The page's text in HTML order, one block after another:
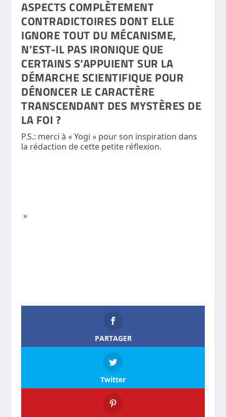
ASPECTS COMPLÈTEMENT
CONTRADICTOIRES DONT ELLE
IGNORE TOUT DU MÉCANISME,
N’EST-IL PAS IRONIQUE QUE
CERTAINS S’APPUIENT SUR LA
DÉMARCHE SCIENTIFIQUE POUR
DÉNONCER LE CARACTÈRE
TRANSCENDANT DES MYSTÈRES DE
LA FOI ?
P.S.: merci à « Yogi » pour son inspiration dans
la rédaction de cette petite réflexion.
»
PARTAGER
Twitter